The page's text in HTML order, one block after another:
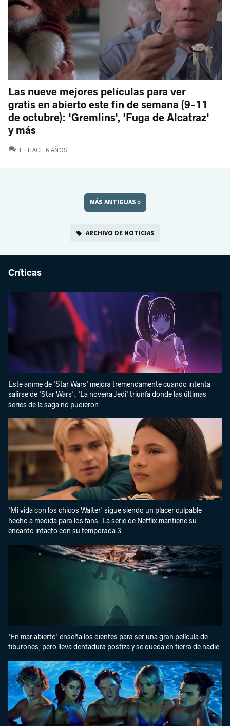
Las nueve mejores películas para ver
gratis en abierto este fin de semana (9-11
de octubre): 'Gremlins', 'Fuga de Alcatraz'
y más
1 COMENTARIOS
HACE 6 AÑOS
MÁS ANTIGUAS »
ARCHIVO DE NOTICIAS
Críticas
Este anime de 'Star Wars' mejora tremendamente cuando intenta
salirse de 'Star Wars': 'La novena Jedi' triunfa donde las últimas
series de la saga no pudieron
'Mi vida con los chicos Walter' sigue siendo un placer culpable
hecho a medida para los fans. La serie de Netflix mantiene su
encanto intacto con su temporada 3
'En mar abierto' enseña los dientes para ser una gran película de
tiburones, pero lleva dentadura postiza y se queda en tierra de nadie